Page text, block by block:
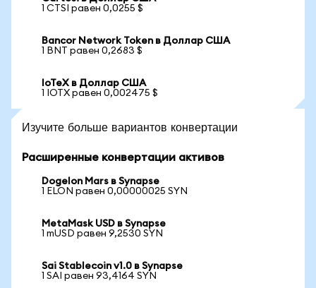
1 CTSI равен 0,0255 $
Bancor Network Token в Доллар США
1 BNT равен 0,2683 $
IoTeX в Доллар США
1 IOTX равен 0,002475 $
Изучите больше вариантов конвертации
Расширенные конвертации активов
Dogelon Mars в Synapse
1 ELON равен 0,00000025 SYN
MetaMask USD в Synapse
1 mUSD равен 9,2530 SYN
Sai Stablecoin v1.0 в Synapse
1 SAI равен 93,4164 SYN